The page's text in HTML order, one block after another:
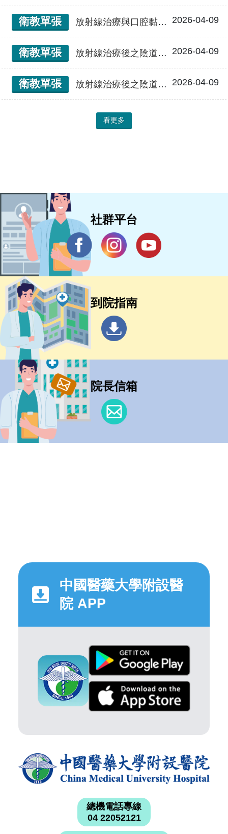
衛教單張 放射線治療與口腔黏膜炎 2026-04-09
衛教單張 放射線治療後之陰道沖洗器使用 2026-04-09
衛教單張 放射線治療後之陰道部位復健 2026-04-09
看更多
社群平台
到院指南
院長信箱
中國醫藥大學附設醫
院 APP
總機電話專線
04 22052121